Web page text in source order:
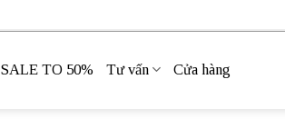
SALE TO 50% Tư vấn Cửa hàng